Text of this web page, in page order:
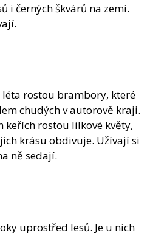
i černých škvárů na zemi.
léta rostou brambory, které
chudých v autorově kraji.
keřích rostou lilkové květy,
krásu obdivuje. Užívají si
ně sedají.
uprostřed lesů. Je u nich